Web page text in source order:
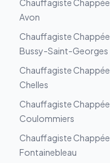
Chauffagiste Chappée
Avon
Chauffagiste Chappée
Bussy-Saint-Georges
Chauffagiste Chappée
Chelles
Chauffagiste Chappée
Coulommiers
Chauffagiste Chappée
Fontainebleau